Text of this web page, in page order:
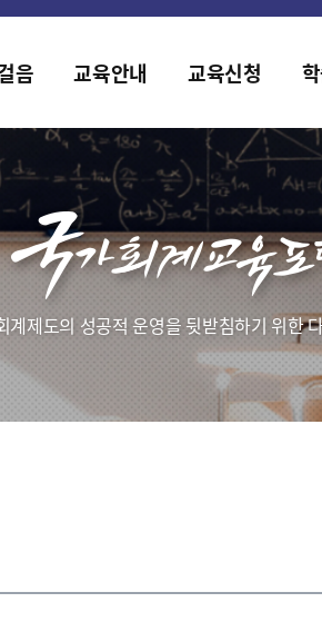
이지가 새롭게 개편되었습니다.
음 교육안내 교육신청
계제도의 성공적 운영을 뒷받침하기 위한